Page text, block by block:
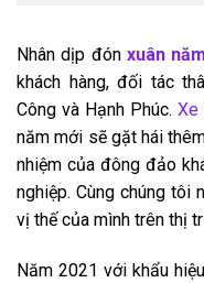
Nhân dịp đónxuân
khách hàng, đối tác
Công và Hạnh Phúc. Xe
năm mới sẽ gặt hái
nhiệm của đông đảo
nghiệp. Cùng chúng tôi
vị thế của mình trên thị
Năm 2021 với khẩu